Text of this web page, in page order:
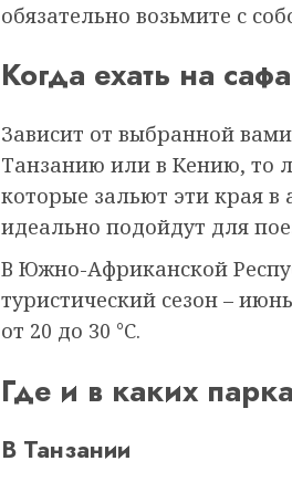
обязательно возьмите с
Когда ехать на
Зависит от выбранной
Танзанию или в Кению, то
которые зальют эти края
идеально подойдут для
В Южно-Африканской
туристический сезон –
от 20 до 30 °С.
Где и в каких
В Танзании